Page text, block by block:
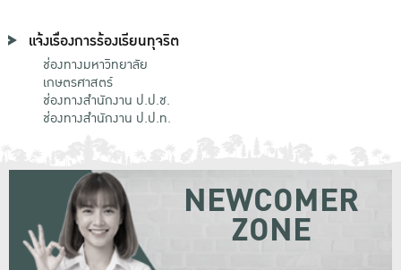
แจ้งเรื่องการร้องเรียนทุจริต
ช่องทางมหาวิทยาลัย
เกษตรศาสตร์
ช่องทางสำนักงาน ป.ป.ช.
ช่องทางสำนักงาน ป.ป.ท.
NEWCOMER
ZONE